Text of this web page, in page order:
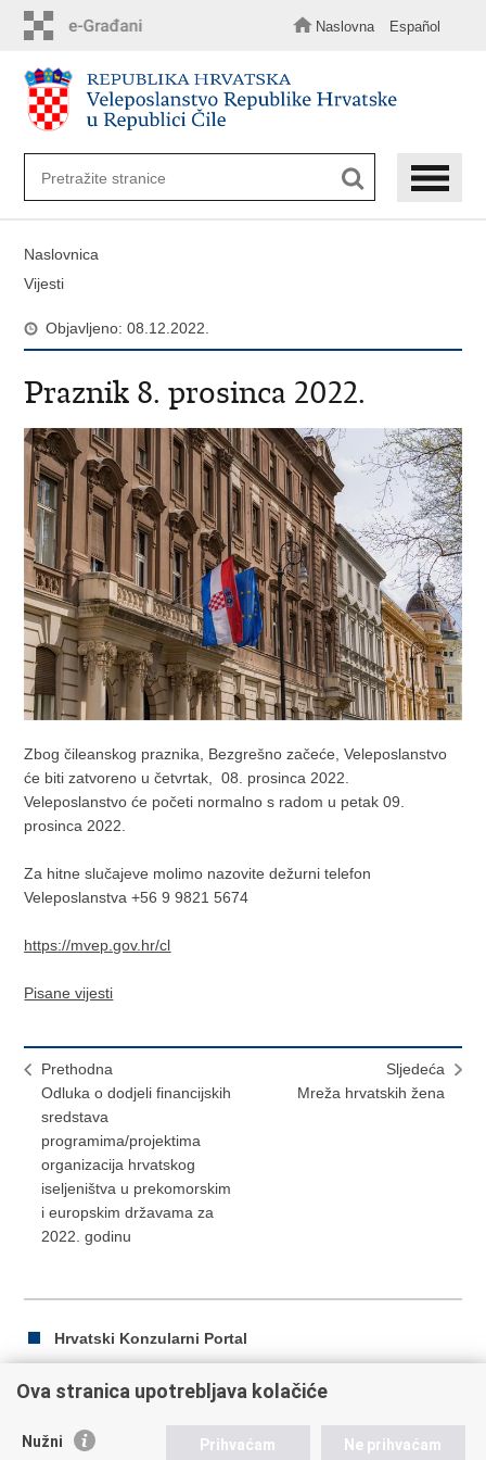
sadržaj
Naslovna Español
Naslovnica
Vijesti
Objavljeno: 08.12.2022.
Praznik 8. prosinca 2022.
Zbog čileanskog praznika, Bezgrešno začeće, Veleposlanstvo
će biti zatvoreno u četvrtak, 08. prosinca 2022.
Veleposlanstvo će početi normalno s radom u petak 09.
prosinca 2022.
Za hitne slučajeve molimo nazovite dežurni telefon
Veleposlanstva +56 9 9821 5674
https://mvep.gov.hr/cl
Pisane vijesti
Prethodna
Odluka o dodjeli financijskih
sredstava
programima/projektima
organizacija hrvatskog
iseljeništva u prekomorskim
i europskim državama za
2022. godinu
Sljedeća
Mreža hrvatskih žena
Hrvatski Konzularni Portal
Ispiši
Podijeli
Ova stranica upotrebljava kolačiće
Nužni Prihvaćam Ne prihvaćam